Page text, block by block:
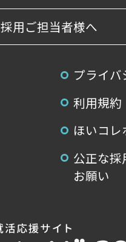
採用ご担当者様へ
プライ
利用規約
ほいコ
公正な
お願い